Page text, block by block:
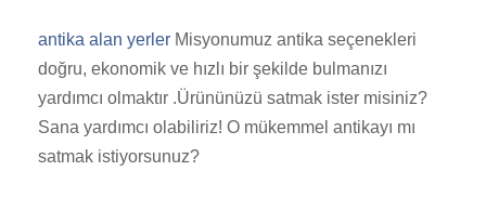
antika alan yerler Misyonumuz antika seçenekleri
doğru, ekonomik ve hızlı bir şekilde bulmanızı
yardımcı olmaktır .Ürününüzü satmak ister misiniz?
Sana yardımcı olabiliriz! O mükemmel antikayı mı
satmak istiyorsunuz?